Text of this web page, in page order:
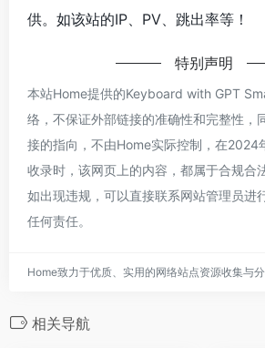
供。如该站的IP、PV、跳出率等！
特别声明
本站Home提供的Keyboard with GPT
络，不保证外部链接的准确性和完整性，
接的指向，不由Home实际控制，在2024
收录时，该网页上的内容，都属于合规合
如出现违规，可以直接联系网站管理员进
任何责任。
Home致力于优质、实用的网络站点资源收集与分
相关导航